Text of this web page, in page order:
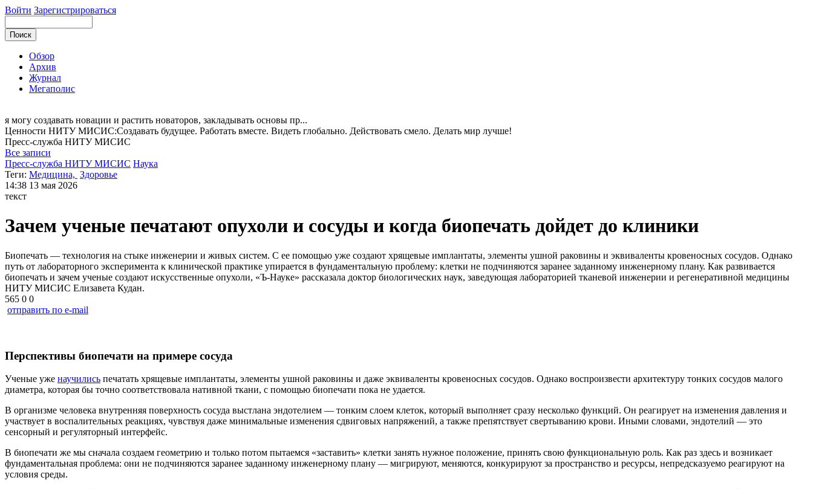
Войти Зарегистрироваться
Обзор
Архив
Журнал
Мегаполис
я могу создавать новации и растить новаторов, закладывать основы пр...
Ценности НИТУ МИСИС:Cоздавать будущее. Работать вместе. Видеть глобально. Действовать смело. Делать мир лучше!
Пресс-служба НИТУ МИСИС
Все записи
Пресс-служба НИТУ МИСИС Наука
Теги: Медицина, Здоровье
14:38 13 мая 2026
текст
Зачем ученые печатают опухоли и сосуды и когда биопечать дойдет до клиники
Биопечать — технология на стыке инженерии и живых систем. С ее помощью уже создают хрящевые имплантаты, элементы ушной раковины и эквиваленты кровеносных сосудов. Однако
путь от лабораторного эксперимента к клинической практике упирается в фундаментальную проблему: клетки не подчиняются заранее заданному инженерному плану. Как развивается
биопечать и зачем ученые создают искусственные опухоли, «Ъ-Науке» рассказала доктор биологических наук, заведующая лабораторией тканевой инженерии и регенеративной медицины
НИТУ МИСИС Елизавета Кудан.
565 0 0
отправить по e-mail
Перспективы биопечати на примере сосуда
Ученые уже научились печатать хрящевые имплантаты, элементы ушной раковины и даже эквиваленты кровеносных сосудов. Однако воспроизвести архитектуру тонких сосудов малого
диаметра, которая бы точно соответствовала нативной ткани, с помощью биопечати пока не удается.
В организме человека внутренняя поверхность сосуда выстлана эндотелием — тонким слоем клеток, который выполняет сразу несколько функций. Он реагирует на изменения давления и
участвует в воспалительных реакциях, чувствуя даже минимальные изменения сдвиговых напряжений, а также препятствует свертыванию крови. Иными словами, эндотелий — это
сенсорный и регуляторный интерфейс.
В биопечати же мы сначала создаем геометрию и только потом пытаемся «заставить» клетки занять нужное положение, принять свою функциональную роль. Как раз здесь и возникает
фундаментальная проблема: они не подчиняются заранее заданному инженерному плану — мигрируют, меняются, конкурируют за пространство и ресурсы, непредсказуемо реагируют на
условия среды.